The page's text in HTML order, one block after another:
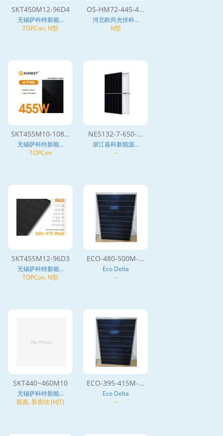
SKT450M12-96D4
无锡萨科特新能...
TOPCon, N型
OS-HM72-445-4...
河北欧尚光伏科...
N型
SKT455M10-108...
无锡萨科特新能...
TOPCon
NES132-7-650-...
浙江嘉科新能源...
--
SKT455M12-96D3
无锡萨科特新能...
TOPCon, N型
ECO-480-500M-...
Eco Delta
--
SKT440~460M10
无锡萨科特新能...
双面, 异质结 (HJT)
ECO-395-415M-...
Eco Delta
--